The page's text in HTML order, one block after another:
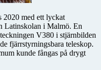
2020 med ett lyckat
Latin­skolan i Malmö. En
V380 i stjärnbilden
fjärrstyrningsbara teleskop.
kunde fångas på drygt